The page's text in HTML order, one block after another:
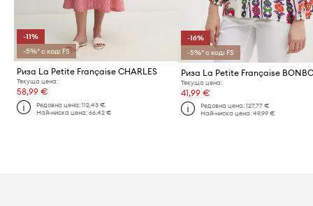
-11%
-5%* с код: FS
Риза La Petite Française CHARLES
Текуща цена:
58,99 €
Редовна цена:112,43 €
Най-ниска цена:66,42 €
-16%
-5%* с код: FS
Риза La Petite Française
Текуща цена:
41,99 €
Редовна цена: 127,77 €
Най-ниска цена: 49,99 €